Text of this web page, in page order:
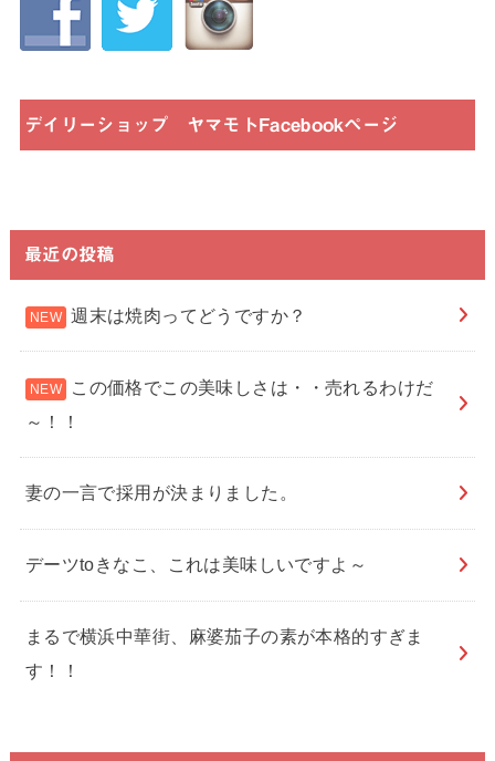
デイリーショップ ヤマモトFacebookページ
最近の投稿
週末は焼肉ってどうですか？
この価格でこの美味しさは・・売れるわけだ
～！！
妻の一言で採用が決まりました。
デーツtoきなこ、これは美味しいですよ～
まるで横浜中華街、麻婆茄子の素が本格的すぎま
す！！